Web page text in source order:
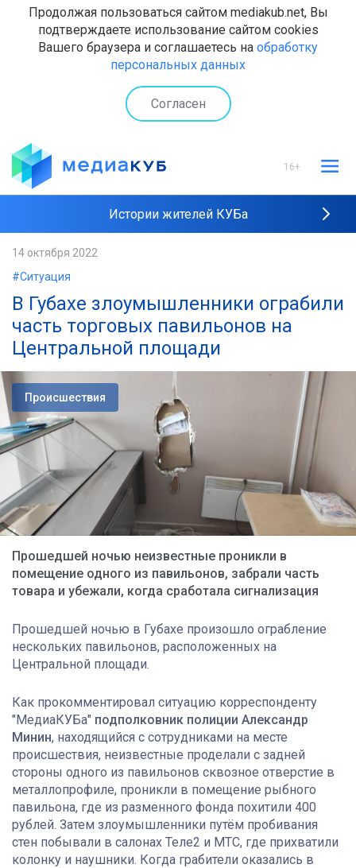
Продолжая пользоваться сайтом mediakub.net, Вы
подтверждаете использование сайтом cookies
Вашего браузера и соглашаетесь на обработку
персональных данных
Согласен
16+
Истории жителей КУБа
14 октября 2022
#Ситуация
В Губахе злоумышленники ограбили
часть торговых павильонов на
Центральной площади
Происшествия
Прошедшей ночью неизвестные проникли в
помещение одного из павильонов, забрали часть
товара и убежали, когда сработала сигнализация
Прошедшей ночью в Губахе произошло ограбление
нескольких павильонов, расположенных на
Центральной площади.
Как прокомментировал ситуацию корреспонденту
"МедиаКУБа" подполковник полиции Александр
Минин, находящийся с сотрудниками на месте
происшествия, неизвестные проделали с задней
стороны одного из павильонов сквозное отверстие в
металлопрофиле, проникли в помещение рыбного
павильона, где из разменного фонда похитили 400
рублей. Затем злоумышленники путём пробивания
стен побывали в салонах Теле2 и МТС, где прихватили
колонку и наушники. Когда грабители оказались в